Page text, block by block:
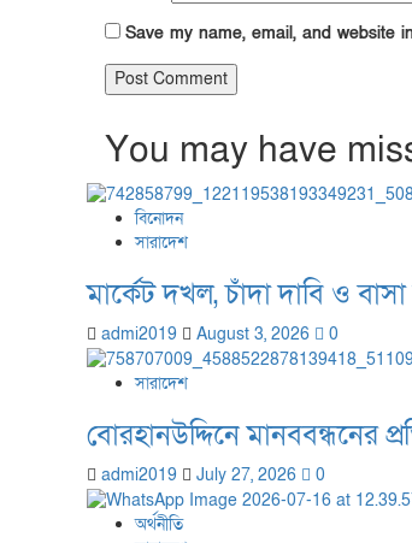
Save my name, email, and website
You may have
বিনোদন
সারাদেশ
মার্কেট দখল, চাঁদা দাবি ও
admi2019 August 3, 2026 0
সারাদেশ
বোরহানউদ্দিনে মানববন্ধনের
admi2019 July 27, 2026 0
অর্থনীতি